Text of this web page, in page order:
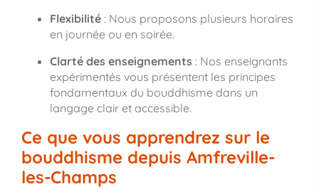
Flexibilité: Nous proposons plusieurs horaires
en journée ou en soirée.
Clarté des enseignements : Nos enseignants
expérimentés vous présentent les principes
fondamentaux du bouddhisme dans un
langage clair et accessible.
Ce que vous apprendrez sur le
bouddhisme depuis Amfreville-
les-Champs